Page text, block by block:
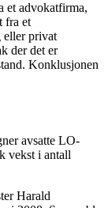
et advokatfirma,
fra et
eller privat
der det er
Konklusjonen
avsatte LO-
vekst i antall
Harald